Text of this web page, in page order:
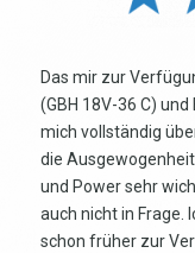
Das mir zur
(GBH 18V-36 C)
mich vollständig
die
und Power sehr
auch nicht in Frage.
schon früher zur